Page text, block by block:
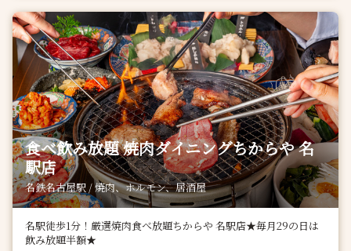
食べ飲み放題 焼肉ダイニングちからや 名
駅店
名鉄名古屋駅 / 焼肉、ホルモン、居酒屋
名駅徒歩1分！厳選焼肉食べ放題ちからや 名駅店★毎月29の日は
飲み放題半額★